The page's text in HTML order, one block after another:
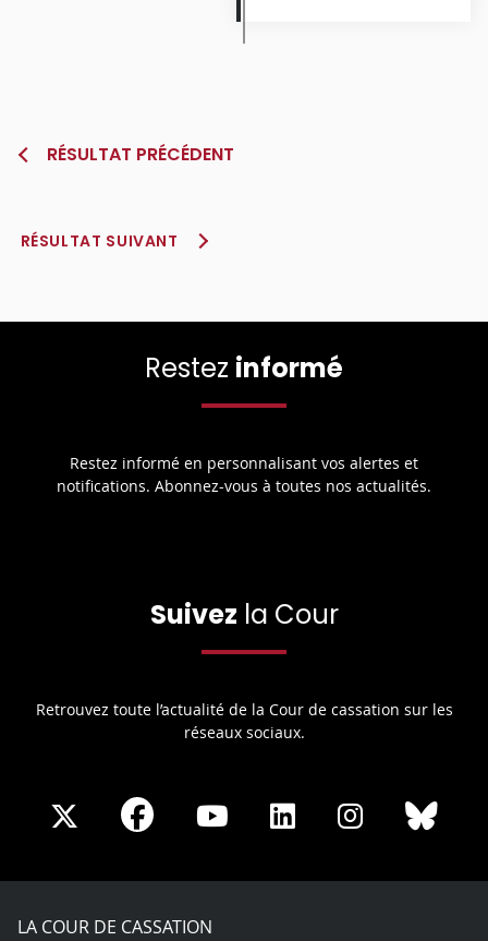
RÉSULTAT PRÉCÉDENT
RÉSULTAT SUIVANT
Restez informé
Restez informé en personnalisant vos alertes et
notifications. Abonnez-vous à toutes nos actualités.
Suivez la Cour
Retrouvez toute l’actualité de la Cour de cassation sur les
réseaux sociaux.
Share
X
Share
Facebook
Share
Youtube
Share
LinkedIn
Share
Instagram
LA COUR DE CASSATION